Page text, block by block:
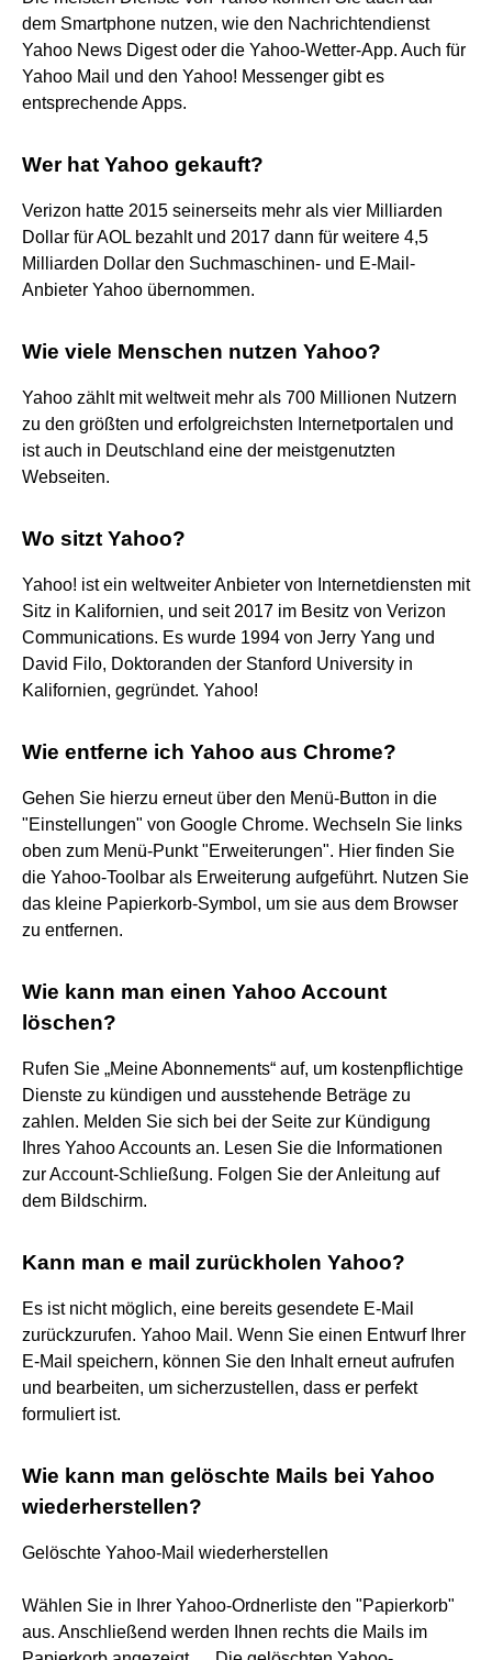
dem Smartphone nutzen, wie den Nachrichtendienst
Yahoo News Digest oder die Yahoo-Wetter-App. Auch für
Yahoo Mail und den Yahoo! Messenger gibt es
entsprechende Apps.
Wer hat Yahoo gekauft?
Verizon hatte 2015 seinerseits mehr als vier Milliarden
Dollar für AOL bezahlt und 2017 dann für weitere 4,5
Milliarden Dollar den Suchmaschinen- und E-Mail-
Anbieter Yahoo übernommen.
Wie viele Menschen nutzen Yahoo?
Yahoo zählt mit weltweit mehr als 700 Millionen Nutzern
zu den größten und erfolgreichsten Internetportalen und
ist auch in Deutschland eine der meistgenutzten
Webseiten.
Wo sitzt Yahoo?
Yahoo! ist ein weltweiter Anbieter von Internetdiensten mit
Sitz in Kalifornien, und seit 2017 im Besitz von Verizon
Communications. Es wurde 1994 von Jerry Yang und
David Filo, Doktoranden der Stanford University in
Kalifornien, gegründet. Yahoo!
Wie entferne ich Yahoo aus Chrome?
Gehen Sie hierzu erneut über den Menü-Button in die
"Einstellungen" von Google Chrome. Wechseln Sie links
oben zum Menü-Punkt "Erweiterungen". Hier finden Sie
die Yahoo-Toolbar als Erweiterung aufgeführt. Nutzen Sie
das kleine Papierkorb-Symbol, um sie aus dem Browser
zu entfernen.
Wie kann man einen Yahoo Account
löschen?
Rufen Sie „Meine Abonnements“ auf, um kostenpflichtige
Dienste zu kündigen und ausstehende Beträge zu
zahlen. Melden Sie sich bei der Seite zur Kündigung
Ihres Yahoo Accounts an. Lesen Sie die Informationen
zur Account-Schließung. Folgen Sie der Anleitung auf
dem Bildschirm.
Kann man e mail zurückholen Yahoo?
Es ist nicht möglich, eine bereits gesendete E-Mail
zurückzurufen. Yahoo Mail. Wenn Sie einen Entwurf Ihrer
E-Mail speichern, können Sie den Inhalt erneut aufrufen
und bearbeiten, um sicherzustellen, dass er perfekt
formuliert ist.
Wie kann man gelöschte Mails bei Yahoo
wiederherstellen?
Gelöschte Yahoo-Mail wiederherstellen
Wählen Sie in Ihrer Yahoo-Ordnerliste den "Papierkorb"
aus. Anschließend werden Ihnen rechts die Mails im